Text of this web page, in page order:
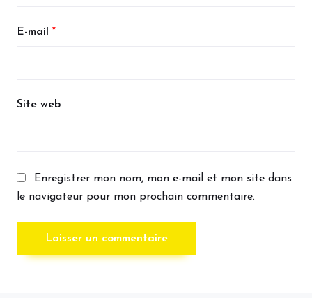
E-mail *
Site web
Enregistrer mon nom, mon e-mail et mon site dans
le navigateur pour mon prochain commentaire.